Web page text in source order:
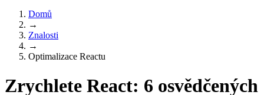
Domů
→
Znalosti
→
Optimalizace Reactu
Zrychlete React: 6 osvědčených